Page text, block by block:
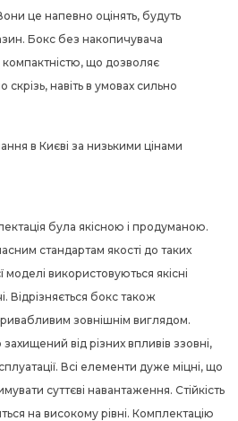
це напевно оцінять, будуть
Бокс без накопичувача
компактністю, що дозволяє
навіть в умовах сильно
в Києві за низькими цінами
була якісною і продуманою.
стандартам якості до таких
моделі використовуються якісні
Відрізняється бокс також
зовнішнім виглядом.
від різних впливів ззовні,
Всі елементи дуже міцні, що
суттєві навантаження. Стійкість
на високому рівні. Комплектацію